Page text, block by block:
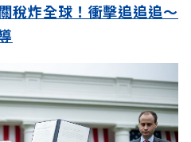
稅炸全球！衝擊追追追～